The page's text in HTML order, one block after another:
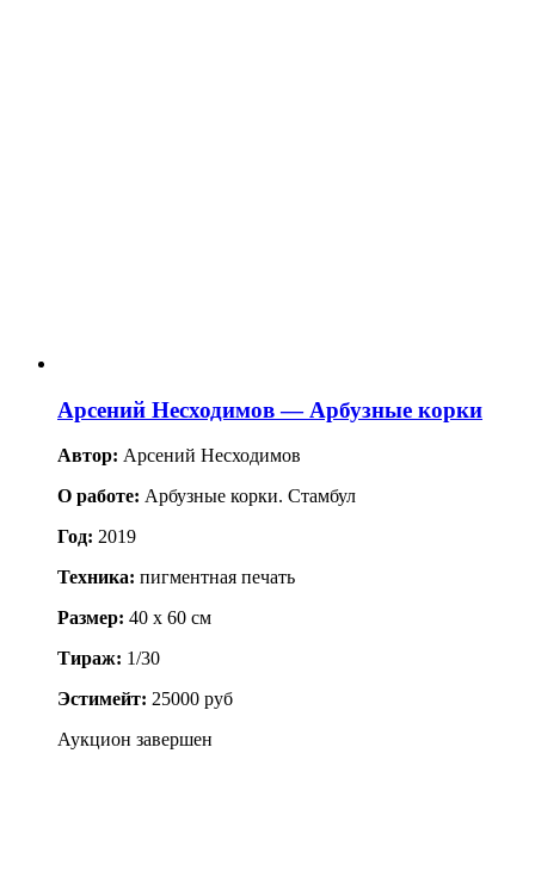
Арсений Несходимов — Арбузные корки
Автор: Арсений Несходимов
О работе: Арбузные корки. Стамбул
Год: 2019
Техника: пигментная печать
Размер: 40 x 60 см
Тираж: 1/30
Эстимейт: 25000 руб
Аукцион завершен